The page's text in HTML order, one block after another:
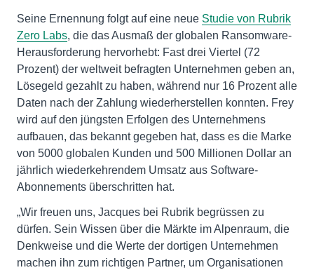
Seine Ernennung folgt auf eine neue Studie von Rubrik
Zero Labs, die das Ausmaß der globalen Ransomware-
Herausforderung hervorhebt: Fast drei Viertel (72
Prozent) der weltweit befragten Unternehmen geben an,
Lösegeld gezahlt zu haben, während nur 16 Prozent alle
Daten nach der Zahlung wiederherstellen konnten. Frey
wird auf den jüngsten Erfolgen des Unternehmens
aufbauen, das bekannt gegeben hat, dass es die Marke
von 5000 globalen Kunden und 500 Millionen Dollar an
jährlich wiederkehrendem Umsatz aus Software-
Abonnements überschritten hat.
„Wir freuen uns, Jacques bei Rubrik begrüssen zu
dürfen. Sein Wissen über die Märkte im Alpenraum, die
Denkweise und die Werte der dortigen Unternehmen
machen ihn zum richtigen Partner, um Organisationen